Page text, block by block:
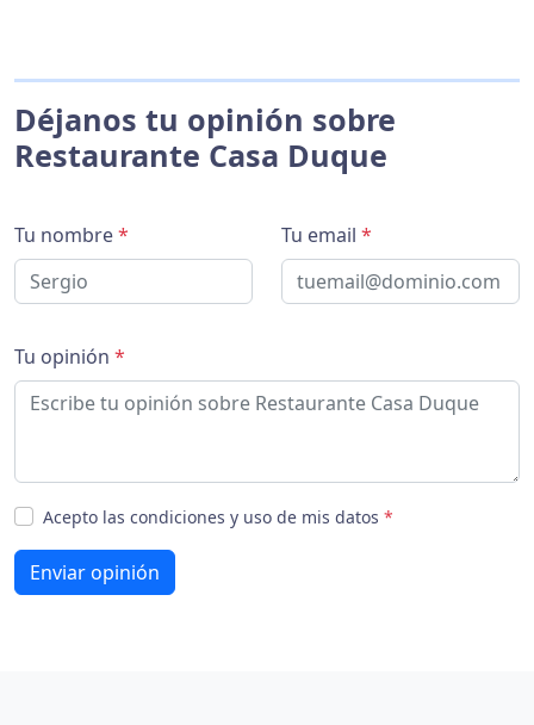
Déjanos tu opinión sobre
Restaurante Casa Duque
Tu nombre* Tu email *
Tu opinión *
Acepto las condiciones y uso de mis datos *
Enviar opinión